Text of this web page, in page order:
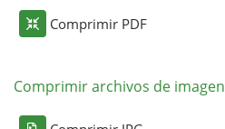
Comprimir PDF
Comprimir archivos de imagen